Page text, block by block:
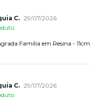
C. 29/07/2026
Família em Resina - 11cm
C. 29/07/2026